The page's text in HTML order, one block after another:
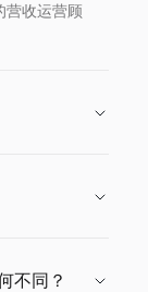
收运营顾
不同？